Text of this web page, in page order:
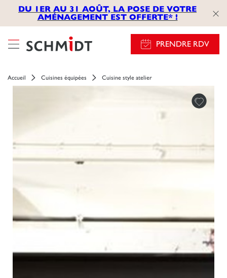
DU 1ER AU 31 AOÛT, LA POSE DE VOTRE
AMÉNAGEMENT EST OFFERTE* !
PRENDRE RDV
Accueil Cuisines équipées Cuisine style atelier